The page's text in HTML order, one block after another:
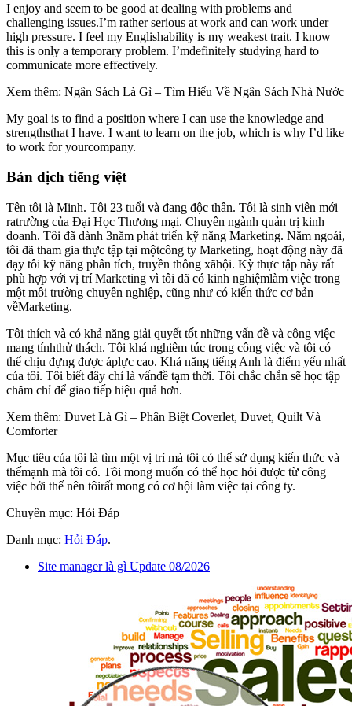
I enjoy and seem to be good at dealing with problems and
challenging issues.I’m rather serious at work and can work under
high pressure. I feel my Englishability is my weakest trait. I know
this is only a temporary problem. I’mdefinitely studying hard to
communicate more effectively.
Xem thêm: Ngân Sách Là Gì – Tìm Hiểu Về Ngân Sách Nhà Nước
My goal is to find a position where I can use the knowledge and
strengthsthat I have. I want to learn on the job, which is why I’d like
to work for yourcompany.
Bản dịch tiếng việt
Tên tôi là Minh. Tôi 23 tuổi và đang độc thân. Tôi là sinh viên mới
ratrường của Đại Học Thương mại. Chuyên ngành quản trị kinh
doanh. Tôi đã dành 3năm phát triển kỹ năng Marketing. Năm ngoái,
tôi đã tham gia thực tập tại mộtcông ty Marketing, hoạt động này đã
dạy tôi kỹ năng phân tích, truyền thông xãhội. Kỳ thực tập này rất
phù hợp với vị trí Marketing vì tôi đã có kinh nghiệmlàm việc trong
một môi trường chuyên nghiệp, cũng như có kiến thức cơ bản
vềMarketing.
Tôi thích và có khả năng giải quyết tốt những vấn đề và công việc
mang tínhthử thách. Tôi khá nghiêm túc trong công việc và tôi có
thể chịu đựng được áplực cao. Khả năng tiếng Anh là điểm yếu nhất
của tôi. Tôi biết đây chỉ là vấnđề tạm thời. Tôi chắc chắn sẽ học tập
chăm chỉ để giao tiếp hiệu quả hơn.
Xem thêm: Duvet Là Gì – Phân Biệt Coverlet, Duvet, Quilt Và
Comforter
Mục tiêu của tôi là tìm một vị trí mà tôi có thể sử dụng kiến thức và
thếmạnh mà tôi có. Tôi mong muốn có thể học hỏi được từ công
việc bởi thế nên tôirất mong có cơ hội làm việc tại công ty.
Chuyên mục: Hỏi Đáp
Danh mục: Hỏi Đáp.
Site manager là gì Update 08/2026